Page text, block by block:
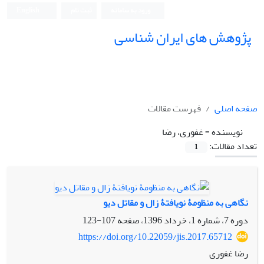
پژوهش های ایران شناسی
صفحه اصلی
فهرست مقالات
نویسنده =غفوری، رضا
تعداد مقالات:
1
نگاهی به منظومۀ نویافتۀ زال و مقاتل‌ دیو
دوره 7، شماره 1، خرداد 1396، صفحه
107-123
https://doi.org/10.22059/jis.2017.65712
رضا غفوری